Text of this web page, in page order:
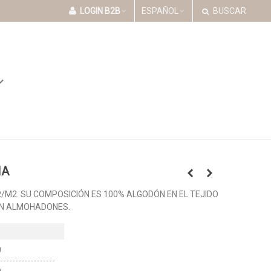
LOGIN B2B ESPAÑOL BUSCAR
M2. SU COMPOSICIÓN ES 100% ALGODÓN EN EL TEJIDO
ALMOHADONES.